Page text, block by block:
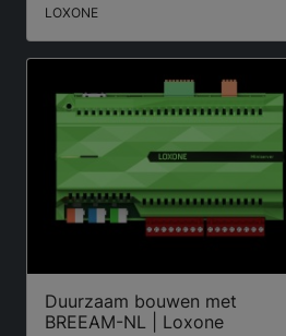
LOXONE
Duurzaam bouwen met
BREEAM-NL | Loxone